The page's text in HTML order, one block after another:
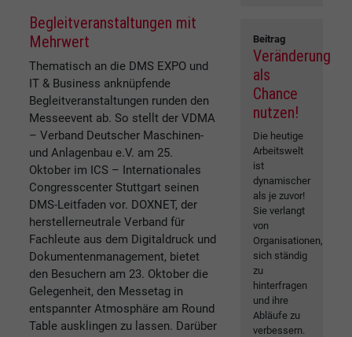
Begleitveranstaltungen mit
Mehrwert
Thematisch an die DMS EXPO und
IT & Business anknüpfende
Begleitveranstaltungen runden den
Messeevent ab. So stellt der VDMA
– Verband Deutscher Maschinen-
und Anlagenbau e.V. am 25.
Oktober im ICS – Internationales
Congresscenter Stuttgart seinen
DMS-Leitfaden vor. DOXNET, der
herstellerneutrale Verband für
Fachleute aus dem Digitaldruck und
Dokumentenmanagement, bietet
den Besuchern am 23. Oktober die
Gelegenheit, den Messetag in
entspannter Atmosphäre am Round
Table ausklingen zu lassen. Darüber
Beitrag
Veränderung
als
Chance
nutzen!
Die heutige
Arbeitswelt
ist
dynamischer
als je zuvor!
Sie verlangt
von
Organisationen,
sich ständig
zu
hinterfragen
und ihre
Abläufe zu
verbessern.